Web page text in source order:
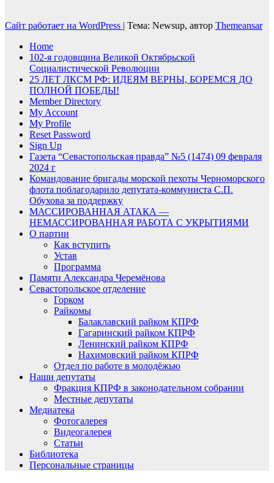
Сайт работает на WordPress | Тема: Newsup, автор Themeansar
Home
102-я годовщина Великой Октябрьской
Социалистической Революции
25 ЛЕТ ЛКСМ РФ: ИДЕЯМ ВЕРНЫ, БОРЕМСЯ ДО
ПОЛНОЙ ПОБЕДЫ!
Member Directory
My Account
My Profile
Reset Password
Sign Up
Газета “Севастопольская правда” №5 (1474) 09 февраля
2024 г
Командование бригады морской пехоты Черноморского
флота поблагодарило депутата-коммуниста С.П.
Обухова за поддержку
МАССИРОВАННАЯ АТАКА —
НЕМАССИРОВАННАЯ РАБОТА С УКРЫТИЯМИ
О партии
Как вступить
Устав
Программа
Памяти Александра Черемёнова
Севастопольское отделение
Горком
Райкомы
Балаклавский райком КПРФ
Гагаринский райком КПРФ
Ленинский райком КПРФ
Нахимовский райком КПРФ
Отдел по работе в молодёжью
Наши депутаты
Фракция КПРФ в законодательном собрании
Местные депутаты
Медиатека
Фотогалерея
Видеогалерея
Статьи
Библиотека
Персональные страницы